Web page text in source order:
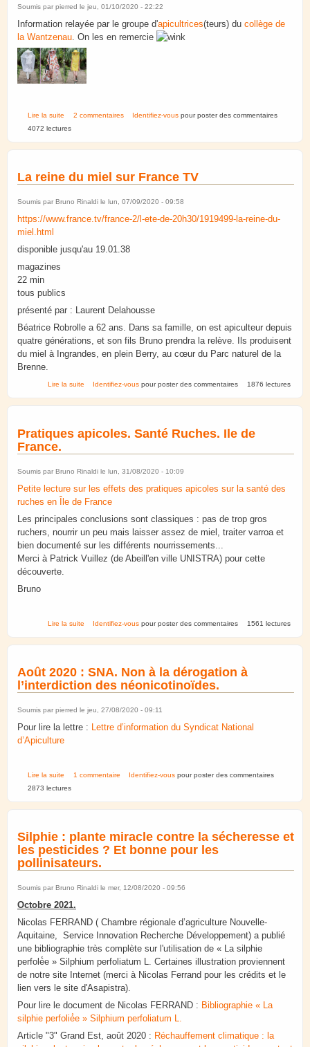
Soumis par pierred le jeu, 01/10/2020 - 22:22
Information relayée par le groupe d'apicultrices(teurs) du collège de
la Wantzenau . On les en remercie
Lire la suite de Kenzo met l’apiculture à l’honneur dans son défilé printemps-été 2021.
2 commentaires Identifiez-vous pour poster des commentaires
4072 lectures
La reine du miel sur France TV
Soumis par Bruno Rinaldi le lun, 07/09/2020 - 09:58
https://www.france.tv/france-2/l-ete-de-20h30/1919499-la-reine-du-
miel.html
disponible jusqu'au 19.01.38
magazines
22 min
tous publics
présenté par : Laurent Delahousse
Béatrice Robrolle a 62 ans. Dans sa famille, on est apiculteur depuis
quatre générations, et son fils Bruno prendra la relève. Ils produisent
du miel à Ingrandes, en plein Berry, au cœur du Parc naturel de la
Brenne.
Lire la suite de La reine du miel sur France TV
Identifiez-vous pour poster des commentaires 1876 lectures
Pratiques apicoles. Santé Ruches. Ile de
France.
Soumis par Bruno Rinaldi le lun, 31/08/2020 - 10:09
Petite lecture sur les effets des pratiques apicoles sur la santé des
ruches en Île de France
Les principales conclusions sont classiques : pas de trop gros
ruchers, nourrir un peu mais laisser assez de miel, traiter varroa et
bien documenté sur les différents nourrissements...
Merci à Patrick Vuillez (de Abeill'en ville UNISTRA) pour cette
découverte.
Bruno
Lire la suite de Pratiques apicoles. Santé Ruches. Ile de France.
Identifiez-vous pour poster des commentaires 1561 lectures
Août 2020 : SNA. Non à la dérogation à
l’interdiction des néonicotinoïdes.
Soumis par pierred le jeu, 27/08/2020 - 09:11
Pour lire la lettre :
Lettre d’information du Syndicat National
d’Apiculture
Lire la suite de Août 2020 : SNA. Non à la dérogation à l’interdiction des
1 commentaire Identifiez-vous pour poster des commentaires
2873 lectures
Silphie : plante miracle contre la sécheresse et
les pesticides ? Et bonne pour les
pollinisateurs.
Soumis par Bruno Rinaldi le mer, 12/08/2020 - 09:56
Octobre 2021.
Nicolas FERRAND ( Chambre régionale d’agriculture Nouvelle-
Aquitaine, Service Innovation Recherche Développement) a publié
une bibliographie très complète sur l'utilisation de « La silphie
perfolé́e » Silphium perfoliatum L. Certaines illustration proviennent
de notre site Internet (merci à Nicolas Ferrand pour les crédits et le
lien vers le site d'Asapistra).
Pour lire le document de Nicolas FERRAND : Bibliographie « La
silphie perfolié́e » Silphium perfoliatum L.
Article "3" Grand Est, août 2020 : Réchauffement climatique : la